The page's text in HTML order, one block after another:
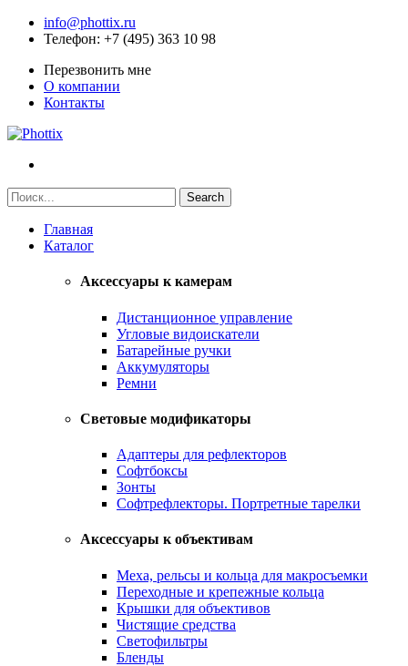
info@phottix.ru
Телефон: +7 (495) 363 10 98
Перезвонить мне
О компании
Контакты
Главная
Каталог
Аксессуары к камерам
Дистанционное управление
Угловые видоискатели
Батарейные ручки
Аккумуляторы
Ремни
Световые модификаторы
Адаптеры для рефлекторов
Софтбоксы
Зонты
Софтрефлекторы. Портретные тарелки
Аксессуары к объективам
Меха, рельсы и кольца для макросъемки
Переходные и крепежные кольца
Крышки для объективов
Чистящие средства
Светофильтры
Бленды